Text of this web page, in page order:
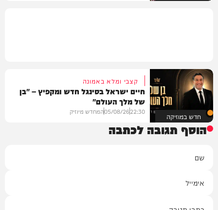
חדש במוזיקה
קצבי ומלא באמונה
חיים ישראל בסינגל חדש ומקפיץ – "בן
של מלך העולם"
22:30
05/08/26המחדש מיוזיק
הוסף תגובה לכתבה